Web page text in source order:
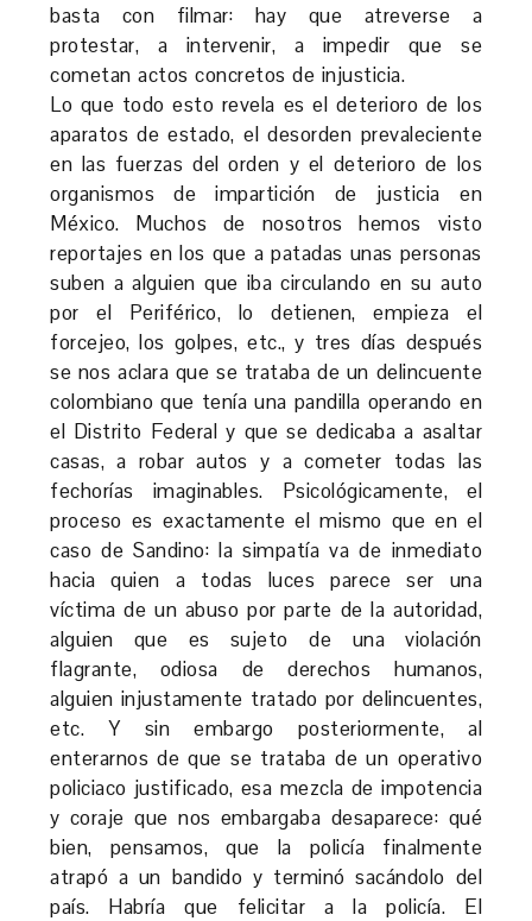
basta con filmar: hay que atreverse a
protestar, a intervenir, a impedir que se
cometan actos concretos de injusticia.
Lo que todo esto revela es el deterioro de los
aparatos de estado, el desorden prevaleciente
en las fuerzas del orden y el deterioro de los
organismos de impartición de justicia en
México. Muchos de nosotros hemos visto
reportajes en los que a patadas unas personas
suben a alguien que iba circulando en su auto
por el Periférico, lo detienen, empieza el
forcejeo, los golpes, etc., y tres días después
se nos aclara que se trataba de un delincuente
colombiano que tenía una pandilla operando en
el Distrito Federal y que se dedicaba a asaltar
casas, a robar autos y a cometer todas las
fechorías imaginables. Psicológicamente, el
proceso es exactamente el mismo que en el
caso de Sandino: la simpatía va de inmediato
hacia quien a todas luces parece ser una
víctima de un abuso por parte de la autoridad,
alguien que es sujeto de una violación
flagrante, odiosa de derechos humanos,
alguien injustamente tratado por delincuentes,
etc. Y sin embargo posteriormente, al
enterarnos de que se trataba de un operativo
policiaco justificado, esa mezcla de impotencia
y coraje que nos embargaba desaparece: qué
bien, pensamos, que la policía finalmente
atrapó a un bandido y terminó sacándolo del
país. Habría que felicitar a la policía. El